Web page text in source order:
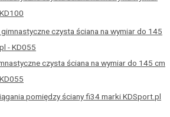
czysta ściana na wymiar do 145 cm